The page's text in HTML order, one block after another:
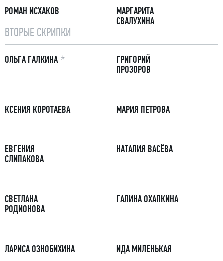
РОМАН ИСХАКОВ
МАРГАРИТА
СВАЛУХИНА
ВТОРЫЕ СКРИПКИ
ОЛЬГА ГАЛКИНА ПРИМЕЧАНИЕ
ГРИГОРИЙ
ПРОЗОРОВ
КСЕНИЯ КОРОТАЕВА МАРИЯ ПЕТРОВА
ЕВГЕНИЯ
СЛИПАКОВА
НАТАЛИЯ ВАСЁВА
СВЕТЛАНА
РОДИОНОВА
ГАЛИНА ОХАПКИНА
ЛАРИСА ОЗНОБИХИНА ИДА МИЛЕНЬКАЯ